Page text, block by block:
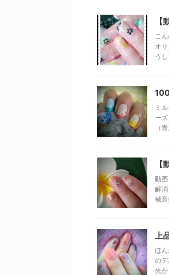
こ
オ
う
ミ
ー
（
動
解
械
上
ほ
の
先